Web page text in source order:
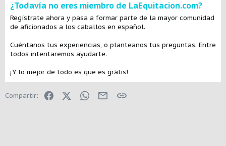
¿Todavía no eres miembro de LaEquitacion.com?
Regístrate ahora y pasa a formar parte de la mayor comunidad
de aficionados a los caballos en español.
Cuéntanos tus experiencias, o planteanos tus preguntas. Entre
todos intentaremos ayudarte.
¡Y lo mejor de todo es que es grátis!
Compartir: FacebookX (Twitter)WhatsApp
E-mailEnlace